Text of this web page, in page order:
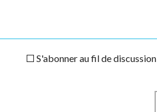
S'abonner au fil de discussion